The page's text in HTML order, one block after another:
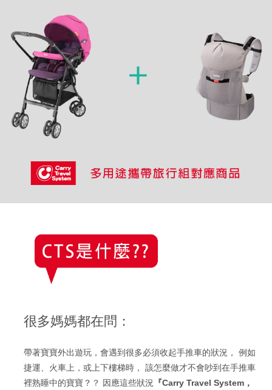
很多媽媽都在問：
帶著寶寶外出遊玩，會遇到很多必須收起手推車的狀況，
例如
捷運、火車上，或上下樓梯時，
該怎麼做才不會吵到在手推車
裡熟睡中的寶寶？？ 因應這些狀況
『Carry Travel System，